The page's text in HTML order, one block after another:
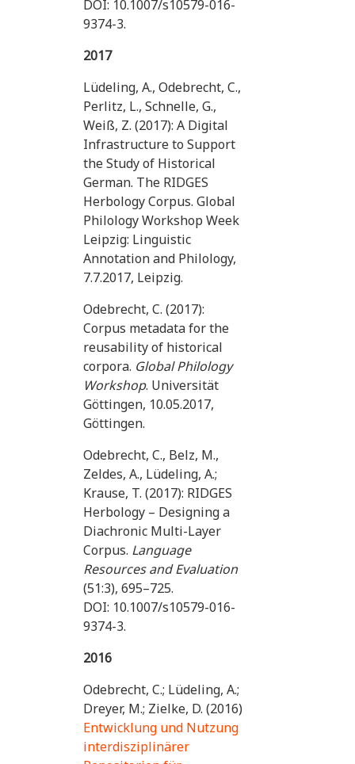
DOI: 10.1007/s10579-016-
9374-3.
2017
Lüdeling, A., Odebrecht, C.,
Perlitz, L., Schnelle, G.,
Weiß, Z. (2017): A Digital
Infrastructure to Support
the Study of Historical
German. The RIDGES
Herbology Corpus. Global
Philology Workshop Week
Leipzig: Linguistic
Annotation and Philology,
7.7.2017, Leipzig.
Odebrecht, C. (2017):
Corpus metadata for the
reusability of historical
corpora. Global Philology
Workshop. Universität
Göttingen, 10.05.2017,
Göttingen.
Odebrecht, C., Belz, M.,
Zeldes, A., Lüdeling, A.;
Krause, T. (2017): RIDGES
Herbology – Designing a
Diachronic Multi-Layer
Corpus. Language
Resources and Evaluation
(51:3), 695–725.
DOI: 10.1007/s10579-016-
9374-3.
2016
Odebrecht, C.; Lüdeling, A.;
Dreyer, M.; Zielke, D. (2016)
Entwicklung und Nutzung
interdisziplinärer